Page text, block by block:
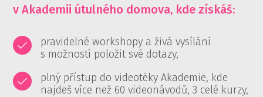
v Akademii útulného domova, kde získáš:
pravidelné workshopy a živá vysílání
s možností položit své dotazy,
plný přístup do videotéky Akademie, kde
najdeš více než 60 videonávodů, 3 celé kurzy,